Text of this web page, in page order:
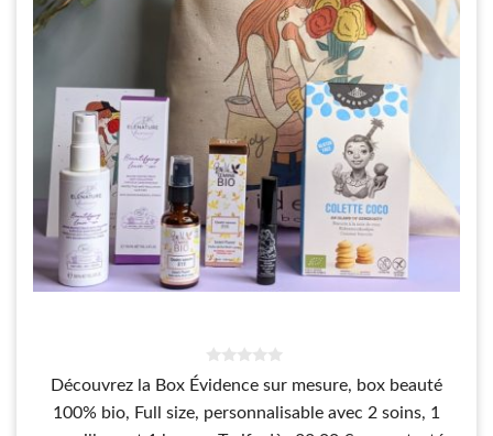
0
s
r
Découvrez la Box Évidence sur mesure, box beauté
100% bio, Full size, personnalisable avec 2 soins, 1